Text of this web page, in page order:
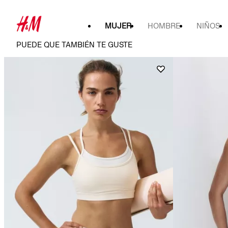
MUJER HOMBRE NIÑOS
PUEDE QUE TAMBIÉN TE GUSTE